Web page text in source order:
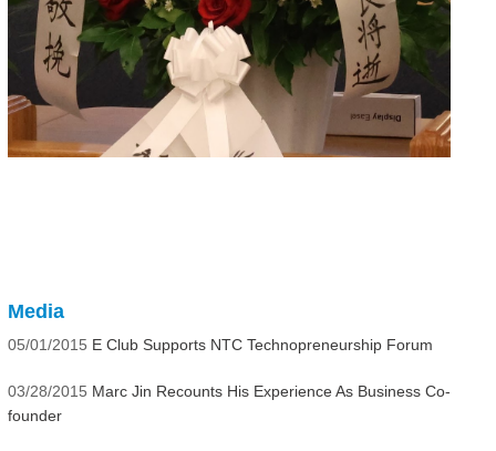
Media
05/01/2015 E Club Supports NTC Technopreneurship Forum
03/28/2015 Marc Jin Recounts His Experience As Business Co-
founder